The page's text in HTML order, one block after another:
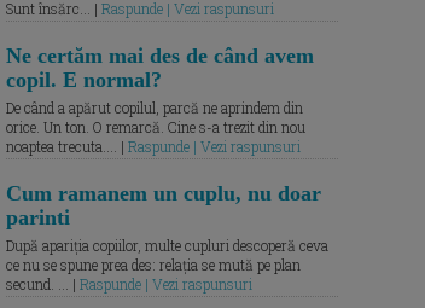
Sunt însărc... | Raspunde | Vezi raspunsuri
Ne certăm mai des de când avem
copil. E normal?
De când a apărut copilul, parcă ne aprindem din
orice. Un ton. O remarcă. Cine s-a trezit din nou
noaptea trecuta.... | Raspunde | Vezi raspunsuri
Cum ramanem un cuplu, nu doar
parinti
După apariția copiilor, multe cupluri descoperă ceva
ce nu se spune prea des: relația se mută pe plan
secund. ... | Raspunde | Vezi raspunsuri